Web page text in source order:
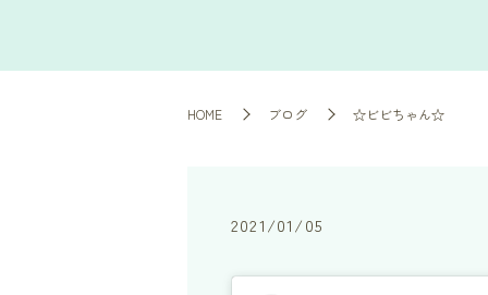
HOME ブログ ☆ビビちゃん☆
2021/01/05